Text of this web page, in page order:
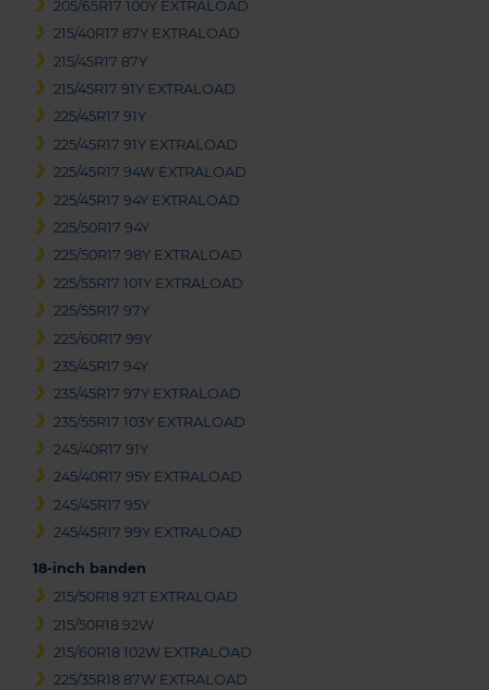
205/65R17 100Y EXTRALOAD
215/40R17 87Y EXTRALOAD
215/45R17 87Y
215/45R17 91Y EXTRALOAD
225/45R17 91Y
225/45R17 91Y EXTRALOAD
225/45R17 94W EXTRALOAD
225/45R17 94Y EXTRALOAD
225/50R17 94Y
225/50R17 98Y EXTRALOAD
225/55R17 101Y EXTRALOAD
225/55R17 97Y
225/60R17 99Y
235/45R17 94Y
235/45R17 97Y EXTRALOAD
235/55R17 103Y EXTRALOAD
245/40R17 91Y
245/40R17 95Y EXTRALOAD
245/45R17 95Y
245/45R17 99Y EXTRALOAD
18-inch banden
215/50R18 92T EXTRALOAD
215/50R18 92W
215/60R18 102W EXTRALOAD
225/35R18 87W EXTRALOAD